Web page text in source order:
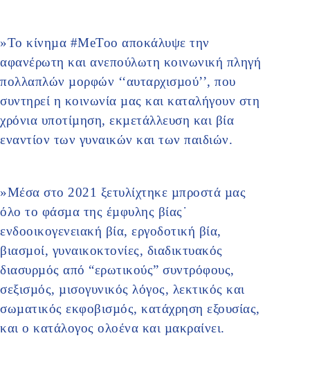
»Το κίνηµα #MeToo αποκάλυψε την
αφανέρωτη και ανεπούλωτη κοινωνική πληγή
πολλαπλών µορφών ‘‘αυταρχισµού’’, που
συντηρεί η κοινωνία µας και καταλήγουν στη
χρόνια υποτίµηση, εκµετάλλευση και βία
εναντίον των γυναικών και των παιδιών.
»Μέσα στο 2021 ξετυλίχτηκε µπροστά µας
όλο το φάσµα της έµφυλης βίας˙
ενδοοικογενειακή βία, εργοδοτική βία,
βιασµοί, γυναικοκτονίες, διαδικτυακός
διασυρµός από “ερωτικούς” συντρόφους,
σεξισµός, µισογυνικός λόγος, λεκτικός και
σωµατικός εκφοβισµός, κατάχρηση εξουσίας,
και ο κατάλογος ολοένα και µακραίνει.